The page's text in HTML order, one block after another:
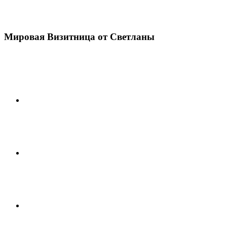
Мировая Визитница от Светланы